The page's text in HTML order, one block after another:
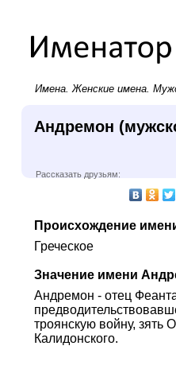
Имена.Женские имена.
Андремон
Рассказать друзьям:
Происхождение
Греческое
Значение имени
Андремон - отец
троянскую войну, зять
Калидонского.